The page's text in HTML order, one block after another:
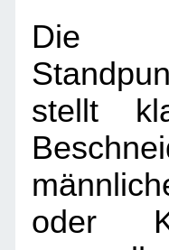
Die
stellt
oder